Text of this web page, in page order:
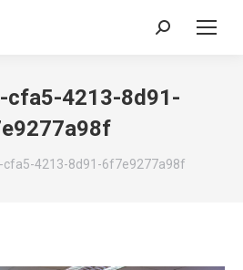
Search:
cfa5-4213-8d91-
cfa5-4213-8d91-6f7e9277a98f